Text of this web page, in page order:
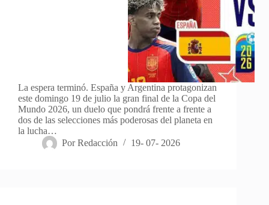
La espera terminó. España y Argentina protagonizan
este domingo 19 de julio la gran final de la Copa del
Mundo 2026, un duelo que pondrá frente a frente a
dos de las selecciones más poderosas del planeta en
la lucha…
Por Redacción 19- 07- 2026